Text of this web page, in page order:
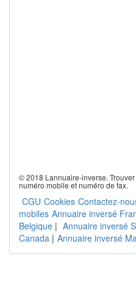
© 2018 Lannuaire-inverse.
numéro mobile et numéro de fax.
CGU Cookies Contactez-
mobiles Annuaire inversé
Belgique | Annuaire inversé
Canada | Annuaire inversé